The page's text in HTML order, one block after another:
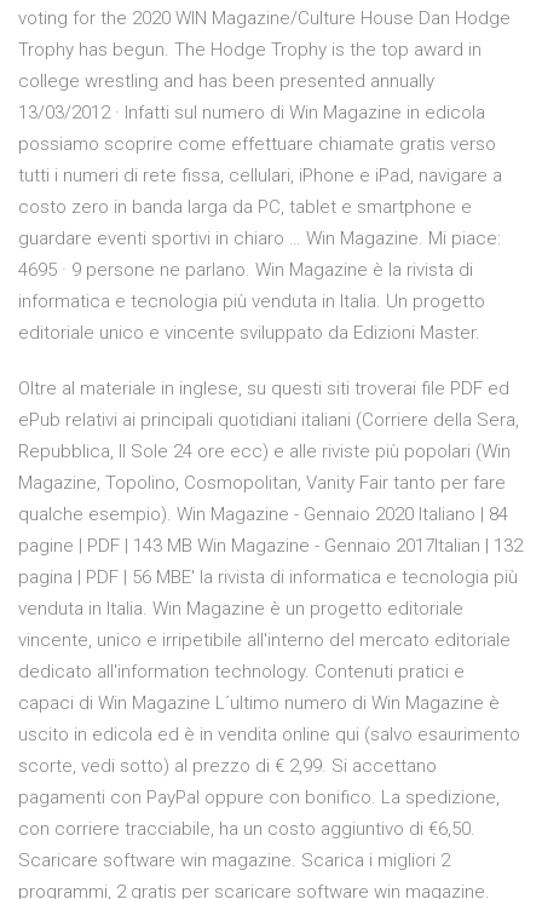
voting for the 2020 WIN Magazine/Culture House Dan Hodge
Trophy has begun. The Hodge Trophy is the top award in
college wrestling and has been presented annually
13/03/2012 · Infatti sul numero di Win Magazine in edicola
possiamo scoprire come effettuare chiamate gratis verso
tutti i numeri di rete fissa, cellulari, iPhone e iPad, navigare a
costo zero in banda larga da PC, tablet e smartphone e
guardare eventi sportivi in chiaro … Win Magazine. Mi piace:
4695 · 9 persone ne parlano. Win Magazine è la rivista di
informatica e tecnologia più venduta in Italia. Un progetto
editoriale unico e vincente sviluppato da Edizioni Master.
Oltre al materiale in inglese, su questi siti troverai file PDF ed
ePub relativi ai principali quotidiani italiani (Corriere della Sera,
Repubblica, Il Sole 24 ore ecc) e alle riviste più popolari (Win
Magazine, Topolino, Cosmopolitan, Vanity Fair tanto per fare
qualche esempio). Win Magazine - Gennaio 2020 Italiano | 84
pagine | PDF | 143 MB Win Magazine - Gennaio 2017Italian | 132
pagina | PDF | 56 MBE' la rivista di informatica e tecnologia più
venduta in Italia. Win Magazine è un progetto editoriale
vincente, unico e irripetibile all'interno del mercato editoriale
dedicato all'information technology. Contenuti pratici e
capaci di Win Magazine L´ultimo numero di Win Magazine è
uscito in edicola ed è in vendita online qui (salvo esaurimento
scorte, vedi sotto) al prezzo di € 2,99. Si accettano
pagamenti con PayPal oppure con bonifico. La spedizione,
con corriere tracciabile, ha un costo aggiuntivo di €6,50.
Scaricare software win magazine. Scarica i migliori 2
programmi, 2 gratis per scaricare software win magazine.